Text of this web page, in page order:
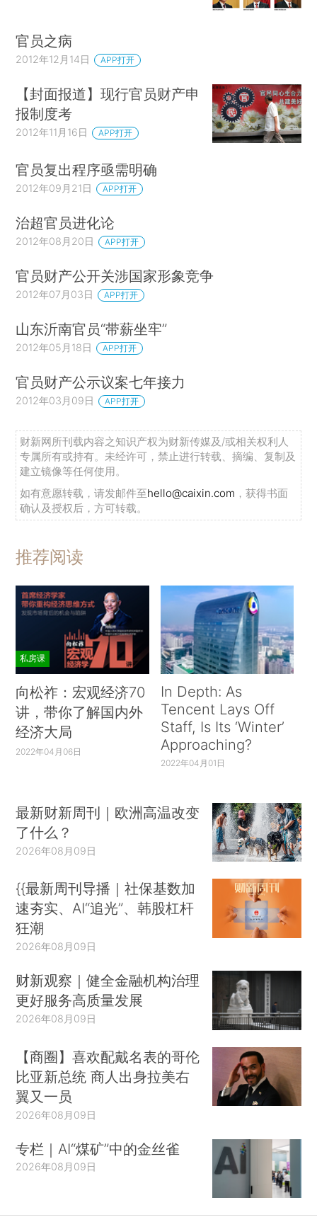
官员之病
2012年12月14日 APP打开
【封面报道】现行官员财产申
报制度考
2012年11月16日 APP打开
官员复出程序亟需明确
2012年09月21日 APP打开
治超官员进化论
2012年08月20日 APP打开
官员财产公开关涉国家形象竞争
2012年07月03日 APP打开
山东沂南官员“带薪坐牢”
2012年05月18日 APP打开
官员财产公示议案七年接力
2012年03月09日 APP打开
财新网所刊载内容之知识产权为财新传媒及/或相关权利人
专属所有或持有。未经许可，禁止进行转载、摘编、复制及
建立镜像等任何使用。
如有意愿转载，请发邮件至hello@caixin.com ，获得书面
确认及授权后，方可转载。
推荐阅读
私房课
向松祚：宏观经济70
讲，带你了解国内外
经济大局
2022年04月06日
In Depth: As
Tencent Lays Off
Staff, Is Its ‘Winter’
Approaching?
2022年04月01日
最新财新周刊｜欧洲高温改变
了什么？
2026年08月09日
{{最新周刊导播｜社保基数加
速夯实、AI“追光”、韩股杠杆
狂潮
2026年08月09日
财新观察｜健全金融机构治理
更好服务高质量发展
2026年08月09日
【商圈】喜欢配戴名表的哥伦
比亚新总统 商人出身拉美右
翼又一员
2026年08月09日
专栏｜AI“煤矿”中的金丝雀
2026年08月09日